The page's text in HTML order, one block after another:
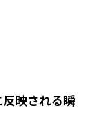
映される瞬